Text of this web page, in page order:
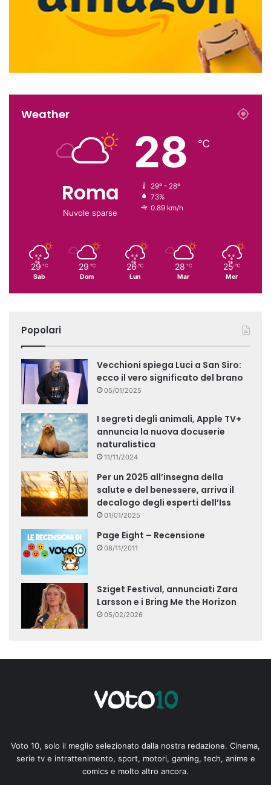
Weather
Roma
Nuvole sparse
28 ℃
29º - 28º
73%
0.89 km/h
29 ℃
Sab
29 ℃
Dom
26 ℃
Lun
28 ℃
Mar
25 ℃
Mer
Popolari
Vecchioni spiega Luci a San Siro:
ecco il vero significato del brano
05/01/2025
I segreti degli animali, Apple TV+
annuncia la nuova docuserie
naturalistica
11/11/2024
Per un 2025 all’insegna della
salute e del benessere, arriva il
decalogo degli esperti dell’Iss
01/01/2025
Page Eight – Recensione
08/11/2011
Sziget Festival, annunciati Zara
Larsson e i Bring Me the Horizon
05/02/2026
Voto 10, solo il meglio selezionato dalla nostra redazione. Cinema,
serie tv e intrattenimento, sport, motori, gaming, tech, anime e
comics e molto altro ancora.